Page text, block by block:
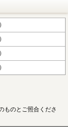
ものとご照合くださ